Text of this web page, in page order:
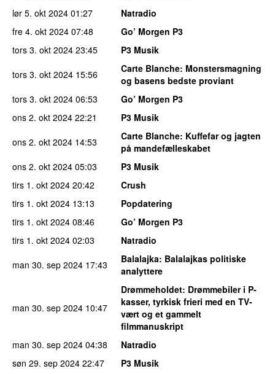
lør 5. okt 2024 01:27
Natradio
fre 4. okt 2024 07:48
Go’ Morgen P3
tors 3. okt 2024 23:45
P3 Musik
tors 3. okt 2024 15:56 Carte Blanche: Monstersmagning
og basens bedste proviant
tors 3. okt 2024 06:53
Go’ Morgen P3
ons 2. okt 2024 22:21
P3 Musik
ons 2. okt 2024 14:53 Carte Blanche: Kuffefar og jagten
på mandefælleskabet
ons 2. okt 2024 05:03
P3 Musik
tirs 1. okt 2024 20:42
Crush
tirs 1. okt 2024 13:13
Popdatering
tirs 1. okt 2024 08:46
Go’ Morgen P3
tirs 1. okt 2024 02:03
Natradio
man 30. sep 2024 17:43 Balalajka: Balalajkas politiske
analyttere
man 30. sep 2024 10:47
Drømmeholdet: Drømmebiler i P-
kasser, tyrkisk frieri med en TV-
vært og et gammelt
filmmanuskript
man 30. sep 2024 04:38
Natradio
søn 29. sep 2024 22:47
P3 Musik